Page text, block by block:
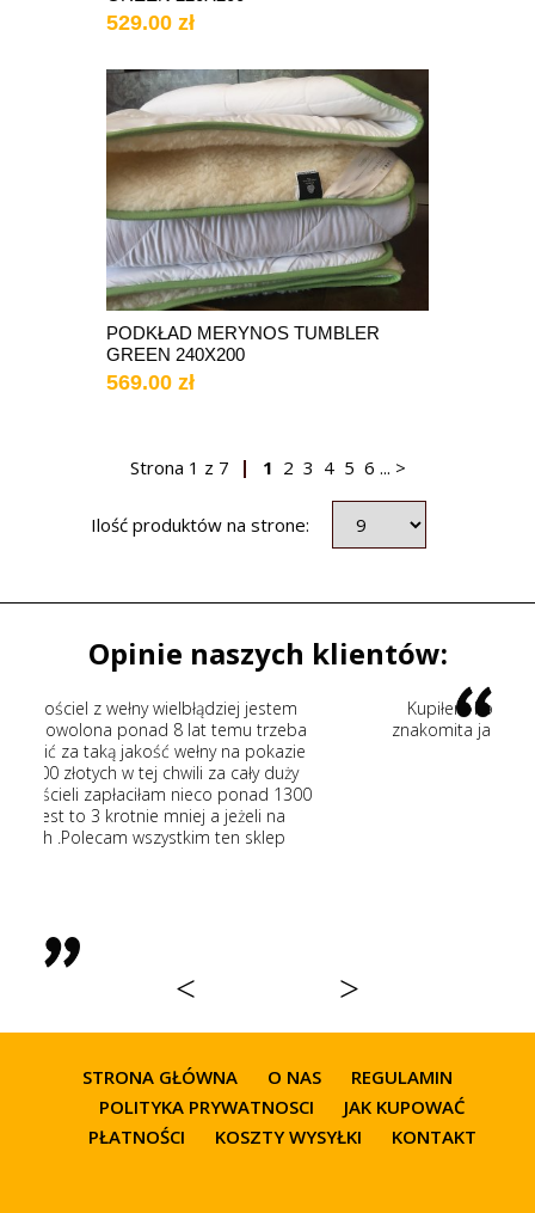
529.00 zł
PODKŁAD MERYNOS TUMBLER
GREEN 240X200
569.00 zł
Strona 1 z 7 1 2 3 4 5 6 ... >
Ilość produktów na strone:
Opinie naszych klientów:
jestem
trzeba
pokazie
duży
1300
na
sklep
Kupiłem kołdrę wełnianą fachowe doradztwo
znakomita jakość wełny szybka wysyłka. Polecam
wszystkim
< >
STRONA GŁÓWNA O NAS
REGULAMIN
POLITYKA PRYWATNOSCI
JAK KUPOWAĆ
PŁATNOŚCI
KOSZTY WYSYŁKI KONTAKT